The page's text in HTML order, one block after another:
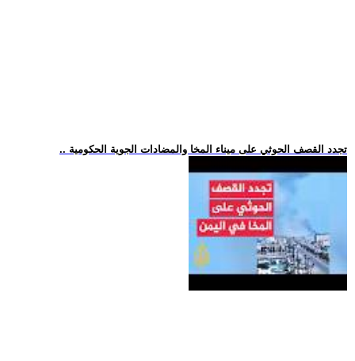
.. تجدد القصف الحوثي على ميناء المخا والمضادات الجوية الحكومية